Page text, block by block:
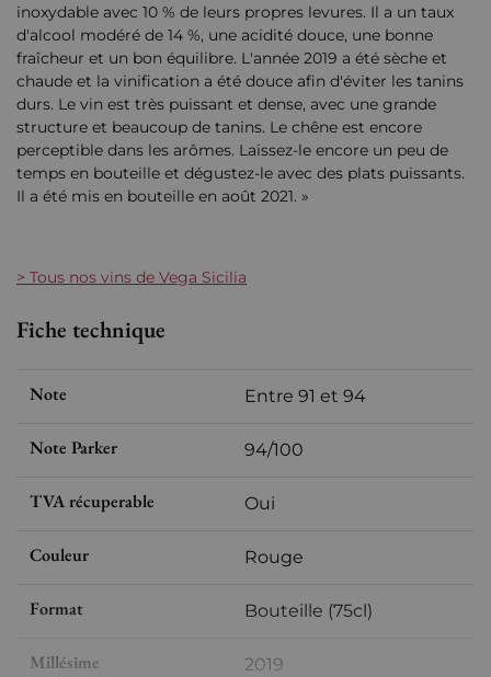
inoxydable avec 10 % de leurs propres levures. Il a un taux
d'alcool modéré de 14 %, une acidité douce, une bonne
fraîcheur et un bon équilibre. L'année 2019 a été sèche et
chaude et la vinification a été douce afin d'éviter les tanins
durs. Le vin est très puissant et dense, avec une grande
structure et beaucoup de tanins. Le chêne est encore
perceptible dans les arômes. Laissez-le encore un peu de
temps en bouteille et dégustez-le avec des plats puissants.
Il a été mis en bouteille en août 2021. »
> Tous nos vins de Vega Sicilia
Fiche technique
Note Entre 91 et 94
Note Parker 94/100
TVA récuperable Oui
Couleur Rouge
Format Bouteille (75cl)
Millésime 2019